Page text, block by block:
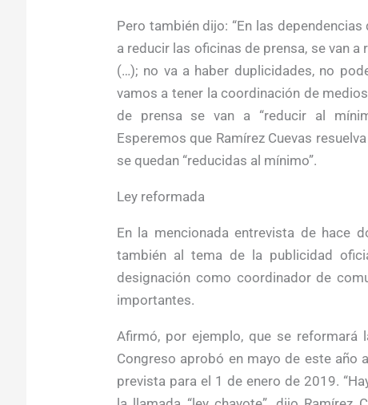
Pero también dijo: “En las
a reducir las oficinas de prensa, se van
(…); no va a haber duplicidades, no
vamos a tener la coordinación de
de prensa se van a “reducir al
Esperemos que Ramírez Cuevas
se quedan “reducidas al mínimo”.
Ley reformada
En la mencionada entrevista de hace
también al tema de la publicidad
designación como coordinador de
importantes.
Afirmó, por ejemplo, que se reformará
Congreso aprobó en mayo de este año
prevista para el 1 de enero de 2019.